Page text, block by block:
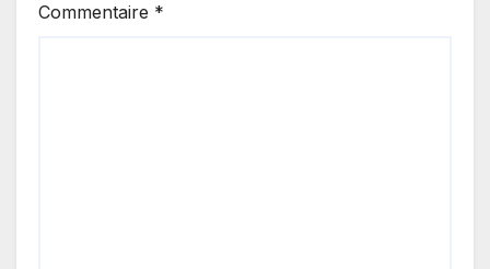
Commentaire *